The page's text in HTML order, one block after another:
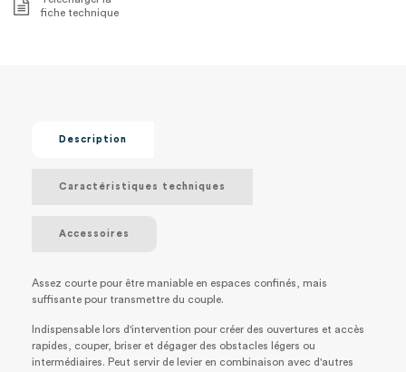
fiche technique
Description
Caractéristiques techniques
Accessoires
Assez courte pour être maniable en espaces confinés, mais
suffisante pour transmettre du couple.
Indispensable lors d'intervention pour créer des ouvertures et accès
rapides, couper, briser et dégager des obstacles légers ou
intermédiaires. Peut servir de levier en combinaison avec d'autres